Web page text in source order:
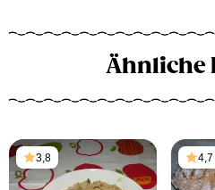
Ähnliche
3,8 4,7